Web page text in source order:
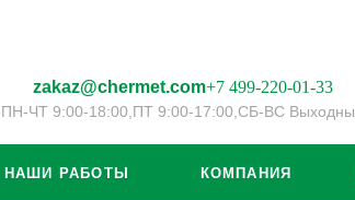
zakaz@chermet.com+7 499-220-01-33
ПН-ЧТ 9:00-18:00, ПТ 9:00-17:00, СБ-ВС
НАШИ РАБОТЫ КОМПАНИЯ